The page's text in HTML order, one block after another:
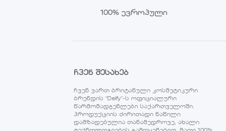
100% ევროპული
ჩვენ შესახებ
ჩვენ ვართ ბრიტანული კოსმეტიკური
ბრენდის “Delfy”-ს ოფიციალური
წარმომადგენლები საქართველოში.
პროდუქციის ძირითადი ნაწილი
დამზადებულია თანამედროვე, ახალი